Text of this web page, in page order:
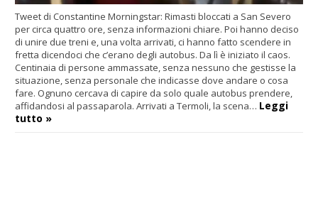
Tweet di Constantine Morningstar: Rimasti bloccati a San Severo
per circa quattro ore, senza informazioni chiare. Poi hanno deciso
di unire due treni e, una volta arrivati, ci hanno fatto scendere in
fretta dicendoci che c’erano degli autobus. Da lì è iniziato il caos.
Centinaia di persone ammassate, senza nessuno che gestisse la
situazione, senza personale che indicasse dove andare o cosa
fare. Ognuno cercava di capire da solo quale autobus prendere,
affidandosi al passaparola. Arrivati a Termoli, la scena… Leggi
tutto »